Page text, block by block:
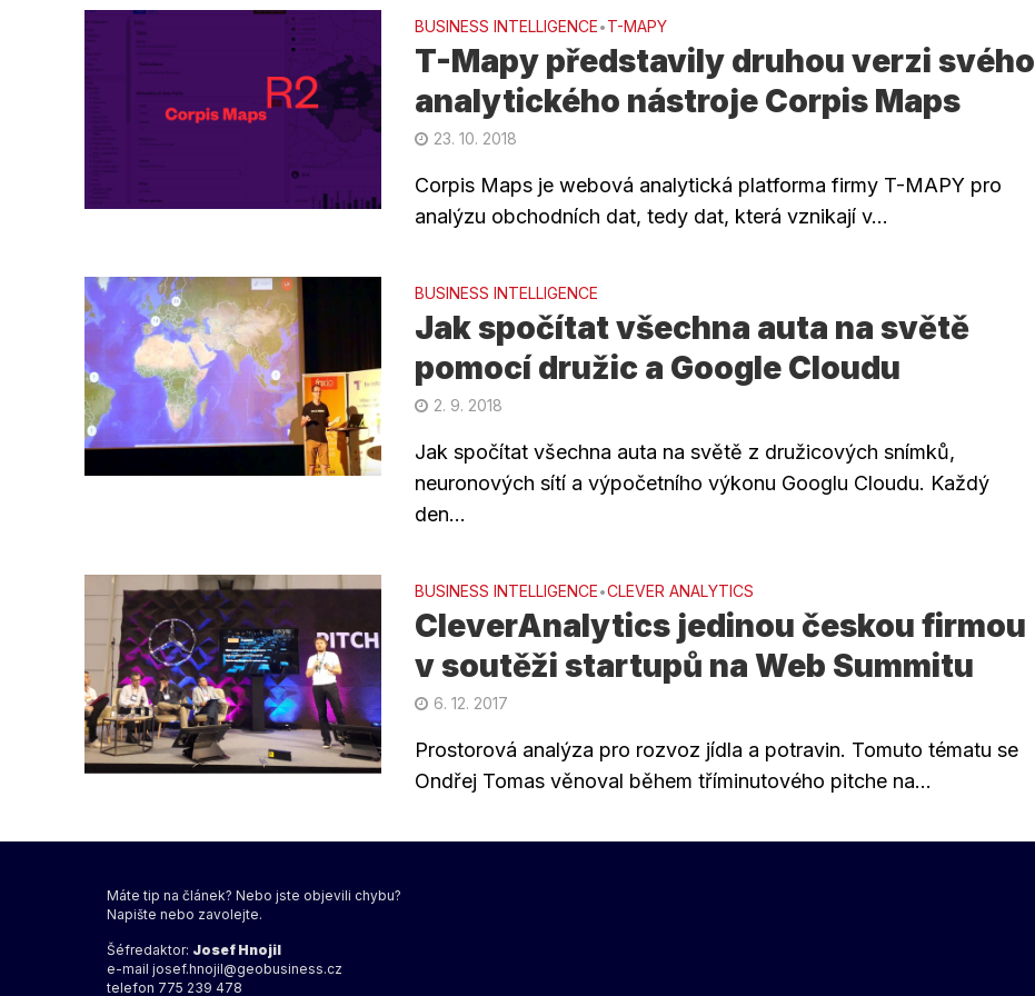
BUSINESS INTELLIGENCE•T-MAPY
T-Mapy představily druhou verzi svého
analytického nástroje Corpis Maps
23. 10. 2018
Corpis Maps je webová analytická platforma firmy T-MAPY pro
analýzu obchodních dat, tedy dat, která vznikají v...
BUSINESS INTELLIGENCE
Jak spočítat všechna auta na světě
pomocí družic a Google Cloudu
2. 9. 2018
Jak spočítat všechna auta na světě z družicových snímků,
neuronových sítí a výpočetního výkonu Googlu Cloudu. Každý
den...
BUSINESS INTELLIGENCE•CLEVER ANALYTICS
CleverAnalytics jedinou českou firmou
v soutěži startupů na Web Summitu
6. 12. 2017
Prostorová analýza pro rozvoz jídla a potravin. Tomuto tématu se
Ondřej Tomas věnoval během tříminutového pitche na...
Máte tip na článek? Nebo jste objevili chybu?
Napište nebo zavolejte.
Šéfredaktor: Josef Hnojil
e-mail josef.hnojil@geobusiness.cz
telefon 775 239 478